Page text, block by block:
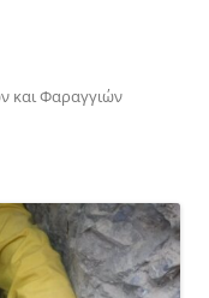
και Φαραγγιών